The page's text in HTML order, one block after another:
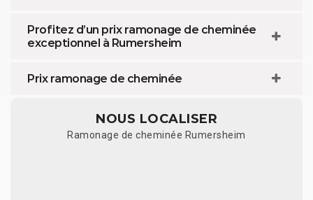
Profitez d’un prix ramonage de cheminée
exceptionnel à Rumersheim
Prix ramonage de cheminée
NOUS LOCALISER
Ramonage de cheminée Rumersheim